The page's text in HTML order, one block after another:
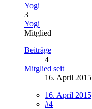
Yogi
3
Yogi
Mitglied
Beiträge
4
Mitglied seit
16. April 2015
16. April 2015
#4